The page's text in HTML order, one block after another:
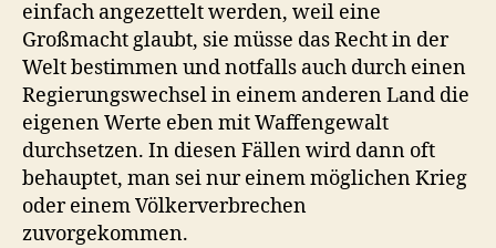
einfach angezettelt werden, weil eine
Großmacht glaubt, sie müsse das Recht in der
Welt bestimmen und notfalls auch durch einen
Regierungswechsel in einem anderen Land die
eigenen Werte eben mit Waffengewalt
durchsetzen. In diesen Fällen wird dann oft
behauptet, man sei nur einem möglichen Krieg
oder einem Völkerverbrechen
zuvorgekommen.